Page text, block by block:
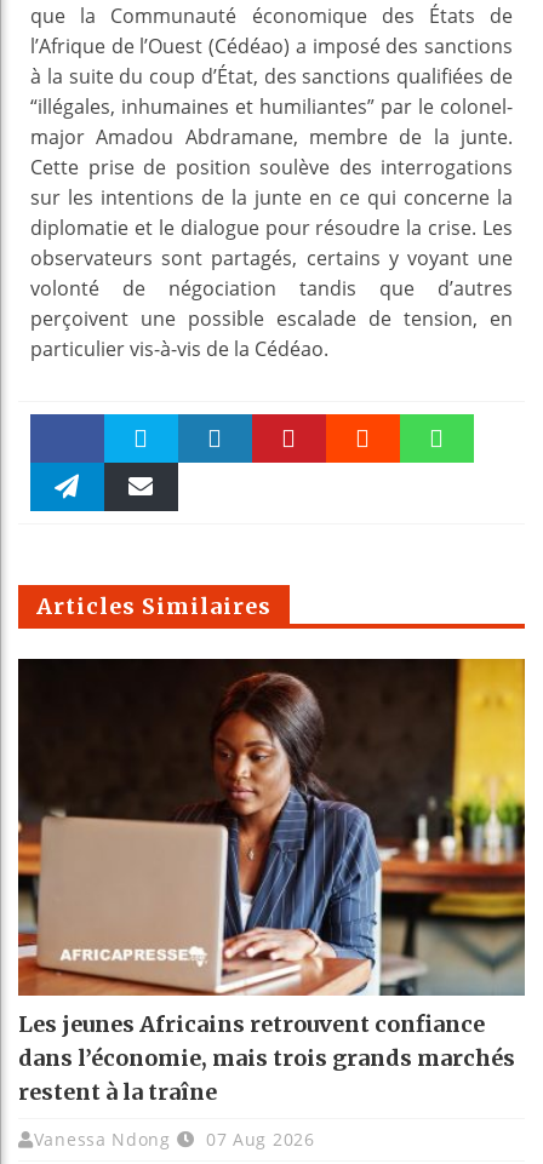
que la Communauté économique des États de
l’Afrique de l’Ouest (Cédéao) a imposé des sanctions
à la suite du coup d’État, des sanctions qualifiées de
“illégales, inhumaines et humiliantes” par le colonel-
major Amadou Abdramane, membre de la junte.
Cette prise de position soulève des interrogations
sur les intentions de la junte en ce qui concerne la
diplomatie et le dialogue pour résoudre la crise. Les
observateurs sont partagés, certains y voyant une
volonté de négociation tandis que d’autres
perçoivent une possible escalade de tension, en
particulier vis-à-vis de la Cédéao.
Faceboo Twitter
m
Articles Similaires
Les jeunes Africains retrouvent confiance
dans l’économie, mais trois grands marchés
restent à la traîne
Vanessa Ndong 07 Aug 2026